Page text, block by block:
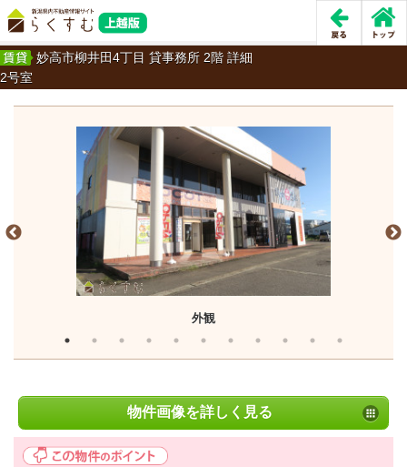
妙高市柳井田4丁目 貸事務所 2階 詳細
2号室
外観
物件画像を詳しく見る